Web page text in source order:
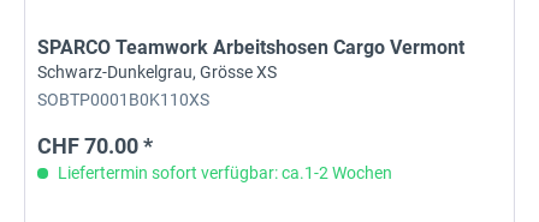
SPARCO Teamwork Arbeitshosen Cargo Vermont
Schwarz-Dunkelgrau, Grösse XS
SOBTP0001B0K110XS
CHF 70.00 *
Liefertermin sofort verfügbar: ca.1-2 Wochen